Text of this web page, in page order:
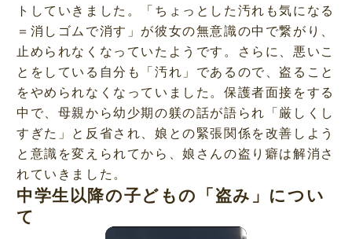
トしていきました。「ちょっとした汚れも気になる
＝消しゴムで消す」が彼女の無意識の中で繋がり、
止められなくなっていたようです。さらに、悪いこ
とをしている自分も「汚れ」であるので、盗ること
をやめられなくなっていました。保護者面接をする
中で、母親から幼少期の躾の話が語られ「厳しくし
すぎた」と反省され、娘との緊張関係を改善しよう
と意識を変えられてから、娘さんの盗り癖は解消さ
れていきました。
中学生以降の子どもの「盗み」につい
て